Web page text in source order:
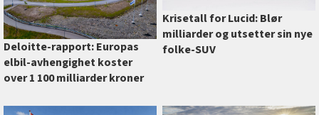
Deloitte-rapport: Europas
elbil-avhengighet koster
over 1 100 milliarder kroner
Krisetall for Lucid: Blør
milliarder og utsetter sin nye
folke-SUV